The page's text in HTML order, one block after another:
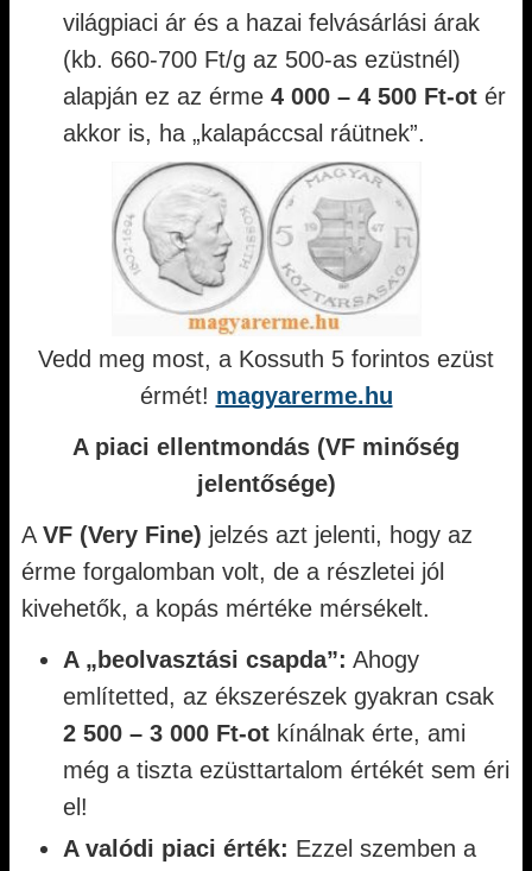
világpiaci ár és a hazai felvásárlási árak
(kb. 660-700 Ft/g az 500-as ezüstnél)
alapján ez az érme 4 000 – 4 500 Ft-ot ér
akkor is, ha „kalapáccsal ráütnek”.
Vedd meg most, a Kossuth 5 forintos ezüst
érmét! magyarerme.hu
A piaci ellentmondás (VF minőség
jelentősége)
A VF (Very Fine) jelzés azt jelenti, hogy az
érme forgalomban volt, de a részletei jól
kivehetők, a kopás mértéke mérsékelt.
A „beolvasztási csapda”: Ahogy
említetted, az ékszerészek gyakran csak
2 500 – 3 000 Ft-ot kínálnak érte, ami
még a tiszta ezüsttartalom értékét sem éri
el!
A valódi piaci érték: Ezzel szemben a